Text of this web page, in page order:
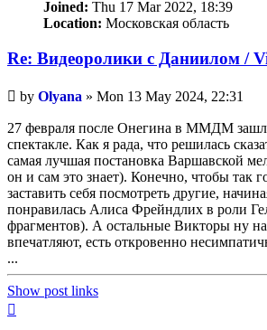
Joined: Thu 17 Mar 2022, 18:39
Location: Московская область
Re: Видеоролики с Даниилом /
Unread
post
by Olyana » Mon 13 May 2024, 22:31
27 февраля после Онегина в ММДМ
спектакле. Как я рада, что решилась
самая лучшая постановка Варшавской
он и сам это знает). Конечно, чтобы так
заставить себя посмотреть другие,
понравилась Алиса Фрейндлих в роли
фрагментов). А остальные Викторы ну
впечатляют, есть откровенно
...
Show post links